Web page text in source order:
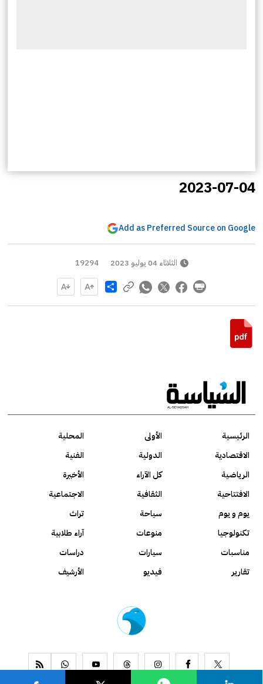
2023-07-04
Add as Preferred Source on Google
الثلاثاء 04 يوليو 2023 19294
Share
الرئيسية الأولى
المحلية
الاقتصادية
الدولية
الفنية
الرياضية
كل الآراء
الأخيرة
الافتتاحية
الثقافية
الاجتماعية
يوم و يوم
سياحة
تراث
تكنولوجيا
منوعات
آراء طلابية
مناسبات
سيارات
دراسات
تقارير
فيديو الأرشيف